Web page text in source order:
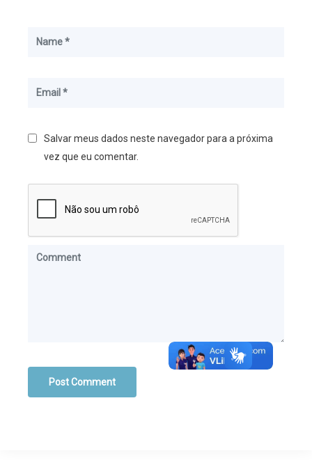
Salvar meus dados neste navegador para a próxima
vez que eu comentar.